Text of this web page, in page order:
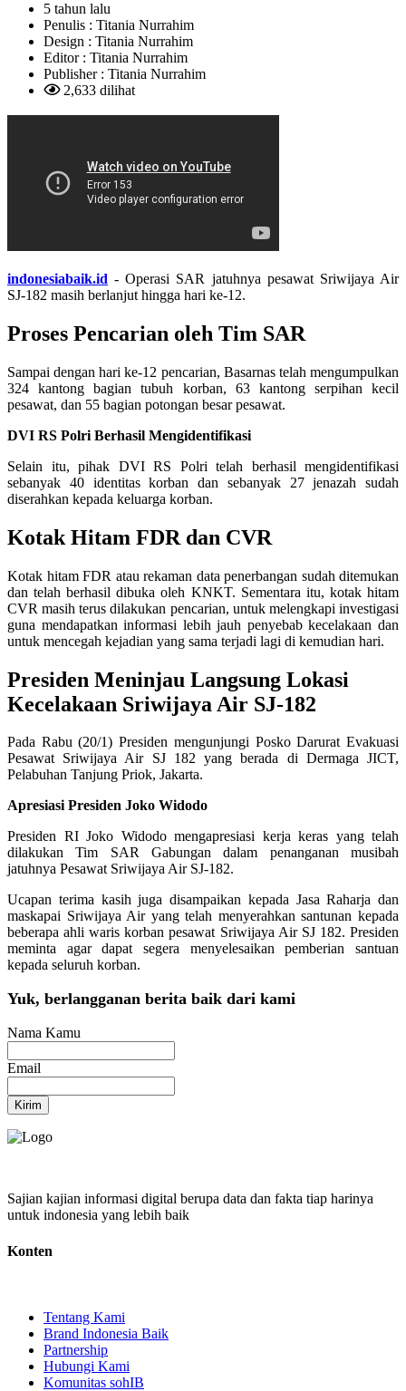
5 tahun lalu
Penulis : Titania Nurrahim
Design : Titania Nurrahim
Editor : Titania Nurrahim
Publisher : Titania Nurrahim
2,633 dilihat
indonesiabaik.id - Operasi SAR jatuhnya pesawat Sriwijaya Air
SJ-182 masih berlanjut hingga hari ke-12.
Proses Pencarian oleh Tim SAR
Sampai dengan hari ke-12 pencarian, Basarnas telah mengumpulkan
324 kantong bagian tubuh korban, 63 kantong serpihan kecil
pesawat, dan 55 bagian potongan besar pesawat.
DVI RS Polri Berhasil Mengidentifikasi
Selain itu, pihak DVI RS Polri telah berhasil mengidentifikasi
sebanyak 40 identitas korban dan sebanyak 27 jenazah sudah
diserahkan kepada keluarga korban.
Kotak Hitam FDR dan CVR
Kotak hitam FDR atau rekaman data penerbangan sudah ditemukan
dan telah berhasil dibuka oleh KNKT. Sementara itu, kotak hitam
CVR masih terus dilakukan pencarian, untuk melengkapi investigasi
guna mendapatkan informasi lebih jauh penyebab kecelakaan dan
untuk mencegah kejadian yang sama terjadi lagi di kemudian hari.
Presiden Meninjau Langsung Lokasi
Kecelakaan Sriwijaya Air SJ-182
Pada Rabu (20/1) Presiden mengunjungi Posko Darurat Evakuasi
Pesawat Sriwijaya Air SJ 182 yang berada di Dermaga JICT,
Pelabuhan Tanjung Priok, Jakarta.
Apresiasi Presiden Joko Widodo
Presiden RI Joko Widodo mengapresiasi kerja keras yang telah
dilakukan Tim SAR Gabungan dalam penanganan musibah
jatuhnya Pesawat Sriwijaya Air SJ-182.
Ucapan terima kasih juga disampaikan kepada Jasa Raharja dan
maskapai Sriwijaya Air yang telah menyerahkan santunan kepada
beberapa ahli waris korban pesawat Sriwijaya Air SJ 182. Presiden
meminta agar dapat segera menyelesaikan pemberian santuan
kepada seluruh korban.
Yuk, berlangganan berita baik dari kami
Nama Kamu
Email
Kirim
Sajian kajian informasi digital berupa data dan fakta tiap harinya
untuk indonesia yang lebih baik
Konten
Tentang Kami
Brand Indonesia Baik
Partnership
Hubungi Kami
Komunitas sohIB